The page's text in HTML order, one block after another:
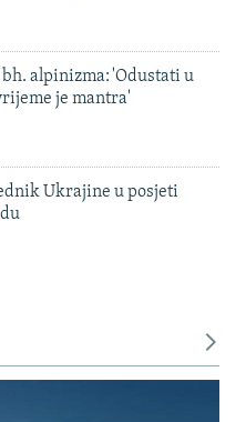
bh. alpinizma: 'Odustati u
je mantra'
Ukrajine u posjeti